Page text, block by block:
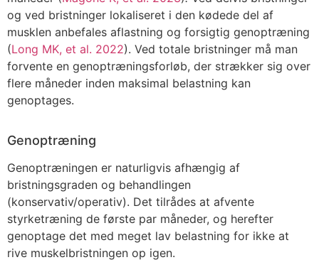
og ved bristninger lokaliseret i den kødede del af
musklen anbefales aflastning og forsigtig genoptræning
(Long MK, et al. 2022). Ved totale bristninger må man
forvente en genoptræningsforløb, der strækker sig over
flere måneder inden maksimal belastning kan
genoptages.
Genoptræning
Genoptræningen er naturligvis afhængig af
bristningsgraden og behandlingen
(konservativ/operativ). Det tilrådes at afvente
styrketræning de første par måneder, og herefter
genoptage det med meget lav belastning for ikke at
rive muskelbristningen op igen.